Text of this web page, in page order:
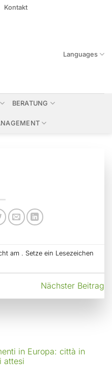
Kontakt
Languages
BERATUNG
am . Setze ein Lesezeichen
Nächster Beitrag
in Europa: città in
attesi